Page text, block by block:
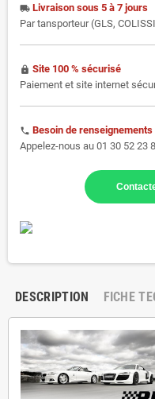
local_shipping Livraison sous 5 à 7 jours
Par tansporteur (GLS,
https Site 100 % sécurisé
Paiement et site internet
phone Besoin de renseignements
Appelez-nous au 01 30 52 23
DESCRIPTION FICHE